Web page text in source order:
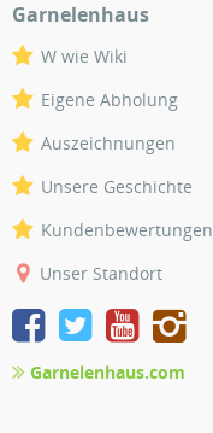
Garnelenhaus
W wie Wiki
Eigene Abholung
Auszeichnungen
Unsere Geschichte
Kundenbewertungen
Unser Standort
Garnelenhaus.com